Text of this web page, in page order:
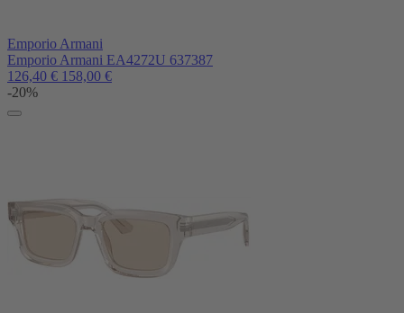
Emporio Armani
Emporio Armani EA4272U 637387
126,40 € 158,00 €
-20%